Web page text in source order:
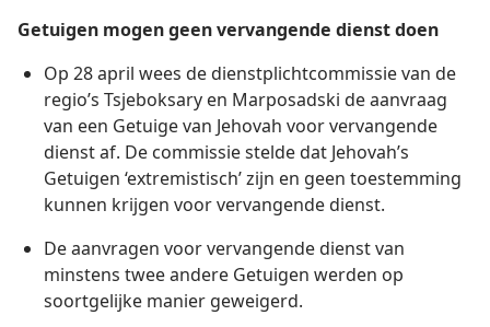
Getuigen mogen geen vervangende dienst doen
Op 28 april wees de dienstplichtcommissie van de
regio’s Tsjeboksary en Marposadski de aanvraag
van een Getuige van Jehovah voor vervangende
dienst af. De commissie stelde dat Jehovah’s
Getuigen ‘extremistisch’ zijn en geen toestemming
kunnen krijgen voor vervangende dienst.
De aanvragen voor vervangende dienst van
minstens twee andere Getuigen werden op
soortgelijke manier geweigerd.